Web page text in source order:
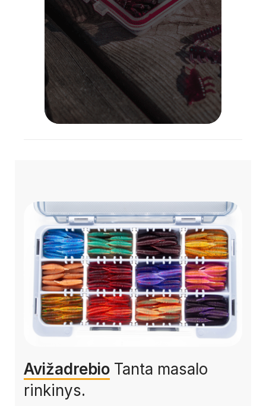
Lietuvoje!
VISOS PREKĖS
APIE MUS
Avižadrebio Tanta masalo
rinkinys.